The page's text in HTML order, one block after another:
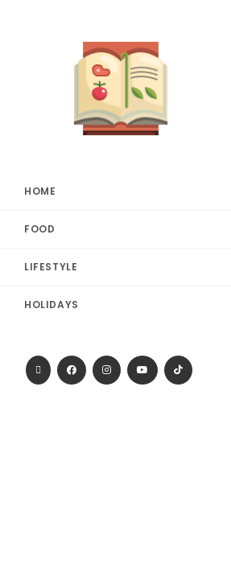
HOME
FOOD
LIFESTYLE
HOLIDAYS